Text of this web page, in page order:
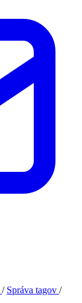
/ Správa tagov /